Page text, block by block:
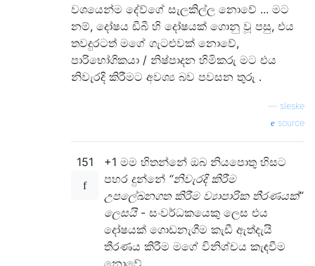
වශයෙන්ම දේව්ගේ සැලකිල්ල නොවේ ... මට
නම්, දෝෂය ඩීබී හි දෝෂයක් ගොනු වූ පසු, එය
තවදුරටත් මගේ ගැටළුවක් නොවේ,
පාරිභෝගිකයා / නිෂ්පාදන හිමිකරු මට එය
නිවැරදි කිරීමට අවශ්‍ය බව පවසන තුරු .
sleske
source
151
+1 මම හිතන්නේ ඔබ නියපොතු හිසට
පහර දුන්නේ “නිවැරදි කිරීම
උපලේඛනගත කිරීම ව්‍යාපාරික තීරණයක්”
ලෙසයි- සංවර්ධකයෙකු ලෙස එය
දෝෂයක් ගොඩනැගීම කැඩී ඇත්දැයි
තීරණය කිරීම මගේ විනිශ්චය කැඳවීම
නොවේ.